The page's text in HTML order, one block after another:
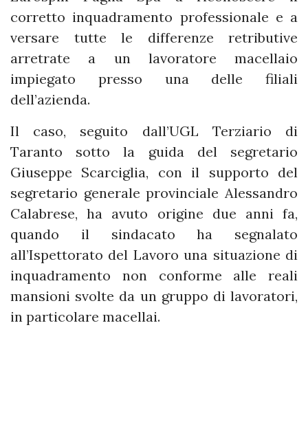
corretto inquadramento professionale e a
versare tutte le differenze retributive
arretrate a un lavoratore macellaio
impiegato presso una delle filiali
dell’azienda.
Il caso, seguito dall’UGL Terziario di
Taranto sotto la guida del segretario
Giuseppe Scarciglia, con il supporto del
segretario generale provinciale Alessandro
Calabrese, ha avuto origine due anni fa,
quando il sindacato ha segnalato
all’Ispettorato del Lavoro una situazione di
inquadramento non conforme alle reali
mansioni svolte da un gruppo di lavoratori,
in particolare macellai.